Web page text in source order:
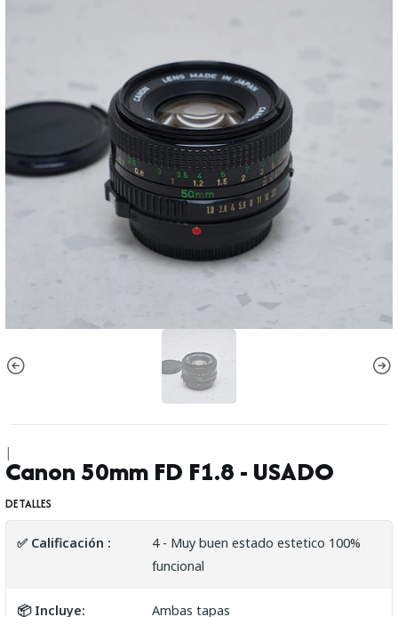
|
Canon 50mm FD F1.8 - USADO
DETALLES
✅ Calificación :
4 - Muy buen estado estetico 100%
funcional
📦 Incluye: Ambas tapas